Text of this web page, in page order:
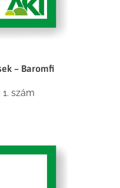
– Baromfi
szám